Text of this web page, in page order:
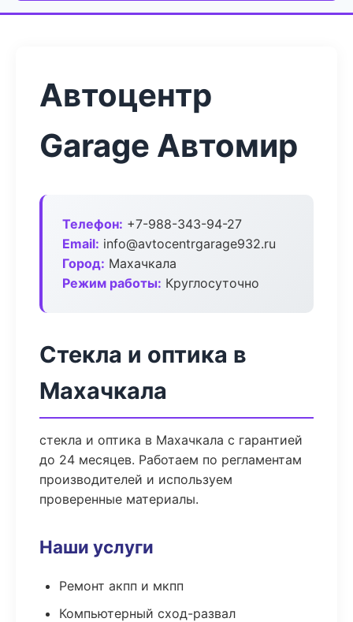
Автоцентр
Garage Автомир
Телефон: +7-988-343-94-27
Email: info@avtocentrgarage932.ru
Город: Махачкала
Режим работы: Круглосуточно
Стекла и оптика в
Махачкала
стекла и оптика в Махачкала с гарантией
до 24 месяцев. Работаем по регламентам
производителей и используем
проверенные материалы.
Наши услуги
Ремонт акпп и мкпп
Компьютерный сход-развал